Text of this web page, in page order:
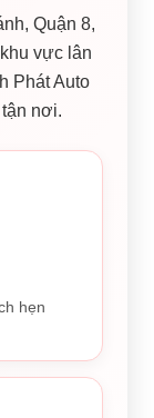
Quận 8,
vực lân
Phát Auto
nơi.
hẹn